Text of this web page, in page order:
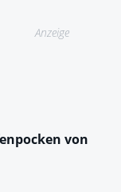
Anzeige
von